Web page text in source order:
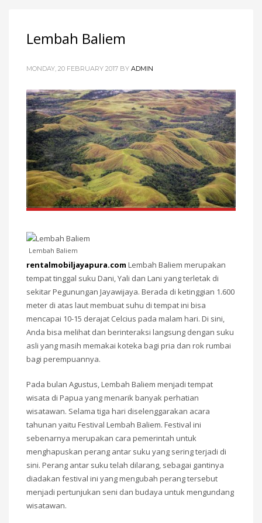
Lembah Baliem
MONDAY, 20 FEBRUARY 2017 BY ADMIN
Lembah Baliem
rentalmobiljayapura.com Lembah Baliem merupakan
tempat tinggal suku Dani, Yali dan Lani yang terletak di
sekitar Pegunungan Jayawijaya. Berada di ketinggian 1.600
meter di atas laut membuat suhu di tempat ini bisa
mencapai 10-15 derajat Celcius pada malam hari. Di sini,
Anda bisa melihat dan berinteraksi langsung dengan suku
asli yang masih memakai koteka bagi pria dan rok rumbai
bagi perempuannya.
Pada bulan Agustus, Lembah Baliem menjadi tempat
wisata di Papua yang menarik banyak perhatian
wisatawan. Selama tiga hari diselenggarakan acara
tahunan yaitu Festival Lembah Baliem. Festival ini
sebenarnya merupakan cara pemerintah untuk
menghapuskan perang antar suku yang sering terjadi di
sini. Perang antar suku telah dilarang, sebagai gantinya
diadakan festival ini yang mengubah perang tersebut
menjadi pertunjukan seni dan budaya untuk mengundang
wisatawan.